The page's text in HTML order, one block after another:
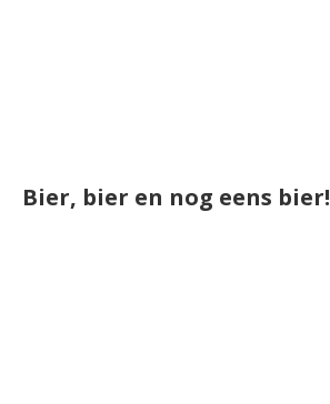
Bier, bier en nog eens bier!